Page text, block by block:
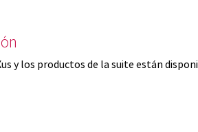
y los productos de la suite están